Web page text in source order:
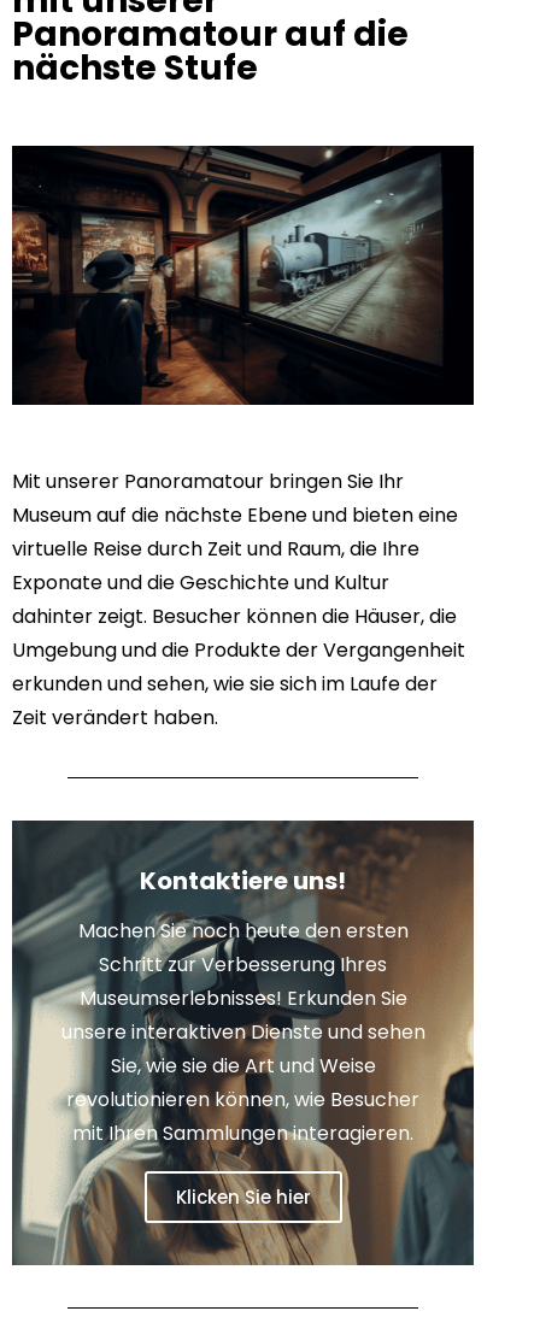
Panoramatour auf die
nächste Stufe
Mit unserer Panoramatour bringen Sie Ihr
Museum auf die nächste Ebene und bieten eine
virtuelle Reise durch Zeit und Raum, die Ihre
Exponate und die Geschichte und Kultur
dahinter zeigt. Besucher können die Häuser, die
Umgebung und die Produkte der Vergangenheit
erkunden und sehen, wie sie sich im Laufe der
Zeit verändert haben.
Kontaktiere uns!
Machen Sie noch heute den ersten
Schritt zur Verbesserung Ihres
Museumserlebnisses! Erkunden Sie
unsere interaktiven Dienste und sehen
Sie, wie sie die Art und Weise
revolutionieren können, wie Besucher
mit Ihren Sammlungen interagieren.
Klicken Sie hier